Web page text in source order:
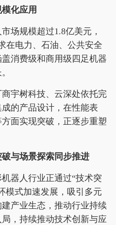
化应用
场规模超过1.8亿美元，
在电力、石油、公共安全
消费级和商用级四足机器
宇树科技、云深处依托完
的产品设计，在性能表
面实现突破，正逐步重塑
与场景探索同步推进
器人行业正通过“技术突
模式加速发展，吸引多元
产业生态，推动行业持续
，持续推动技术创新与应